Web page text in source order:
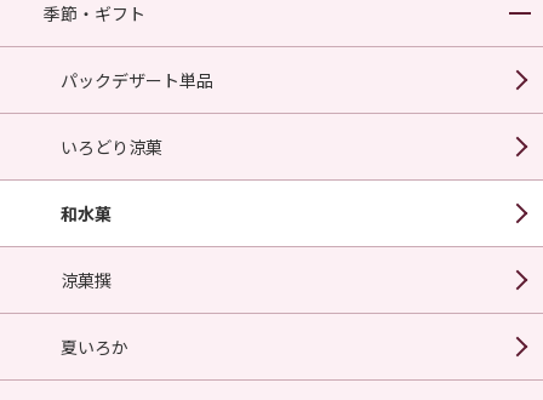
季節・ギフト
パックデザート単品
いろどり涼菓
和水菓
涼菓撰
夏いろか